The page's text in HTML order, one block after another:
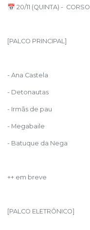
📅 20/11 (QUINTA) - CORSO
[PALCO PRINCIPAL]
- Ana Castela
- Detonautas
- Irmãs de pau
- Megabaile
- Batuque da Nega
++ em breve
[PALCO ELETRÔNICO]